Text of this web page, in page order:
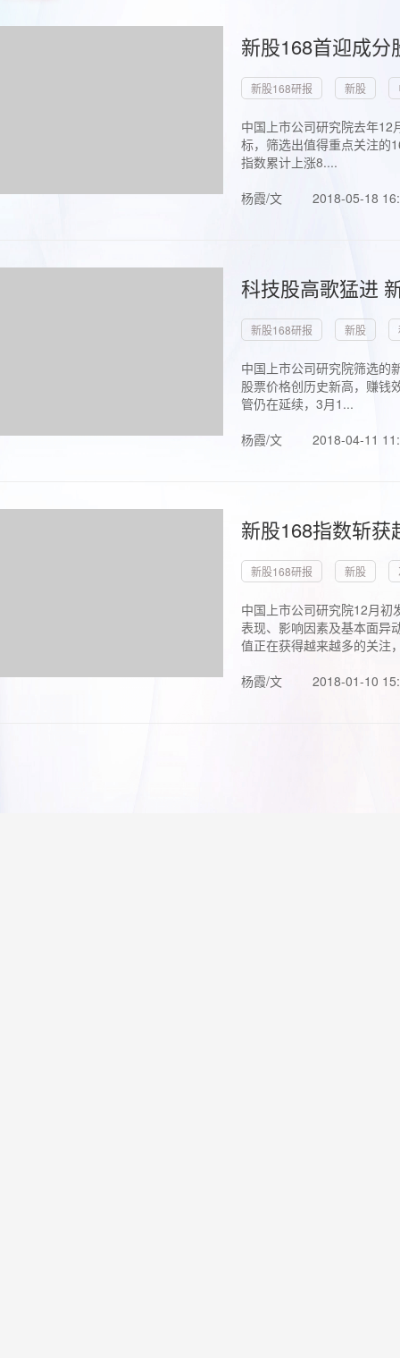
新股168首迎成
新股168研报 新股
中国上市公司研究院去年
标，筛选出值得重点关注的
指数累计上涨8....
杨霞/文
2018-05-18
科技股高歌猛进
新股168研报 新股
中国上市公司研究院筛选的
股票价格创历史新高，赚钱
管仍在延续，3月1...
杨霞/文
2018-04-11
新股168指数斩
新股168研报 新股
中国上市公司研究院12月初
表现、影响因素及基本面异
值正在获得越来越多的关注
杨霞/文
2018-01-10